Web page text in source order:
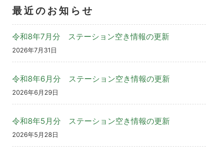
最近のお知らせ
令和8年7月分 ステーション空き情報の更新
2026年7月31日
令和8年6月分 ステーション空き情報の更新
2026年6月29日
令和8年5月分 ステーション空き情報の更新
2026年5月28日